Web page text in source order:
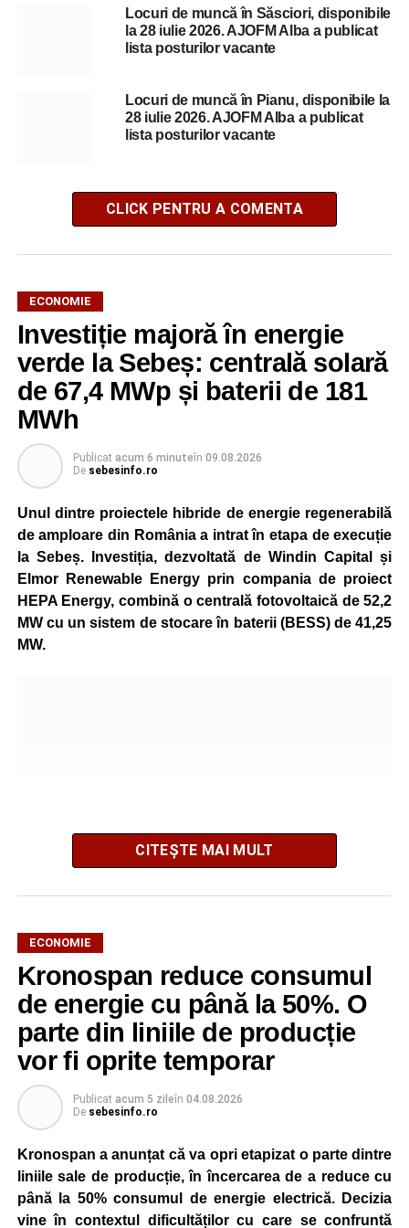
Locuri de muncă în Săsciori, disponibile
la 28 iulie 2026. AJOFM Alba a publicat
lista posturilor vacante
Locuri de muncă în Pianu, disponibile la
28 iulie 2026. AJOFM Alba a publicat
lista posturilor vacante
CLICK PENTRU A COMENTA
ECONOMIE
Investiție majoră în energie
verde la Sebeș: centrală solară
de 67,4 MWp și baterii de 181
MWh
Publicat acum 6 minuteîn 09.08.2026
De sebesinfo.ro
Unul dintre proiectele hibride de energie regenerabilă
de amploare din România a intrat în etapa de execuție
la Sebeș. Investiția, dezvoltată de Windin Capital și
Elmor Renewable Energy prin compania de proiect
HEPA Energy, combină o centrală fotovoltaică de 52,2
MW cu un sistem de stocare în baterii (BESS) de 41,25
MW.
companie specializată în infrastructură și energie
regenerabilă și listată pe Piața Principală a Bursei de
Valori București. Contractul EPC are o valoare de
aproximativ 217 milioane de lei, fără TVA.
Lucrările au început deja pe amplasamentul de la Sebeș.
Echipele mobilizate pe șantier desfășoară în această
etapă lucrări de decopertare a stratului vegetal și
pregătire a terenului, urmând ca ulterior să fie instalate
structurile de susținere pentru panourile fotovoltaice.
Demararea acestor operațiuni marchează intrarea
proiectului în faza efectivă de construcție.
CITEȘTE MAI MULT
ECONOMIE
Kronospan reduce consumul
de energie cu până la 50%. O
parte din liniile de producție
vor fi oprite temporar
Publicat acum 5 zileîn 04.08.2026
De sebesinfo.ro
Kronospan a anunțat că va opri etapizat o parte dintre
liniile sale de producție, în încercarea de a reduce cu
până la 50% consumul de energie electrică. Decizia
vine în contextul dificultăților cu care se confruntă